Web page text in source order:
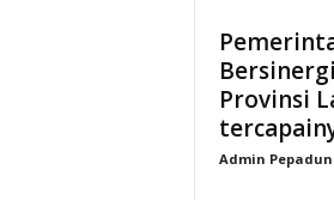
Provinsi
Admin